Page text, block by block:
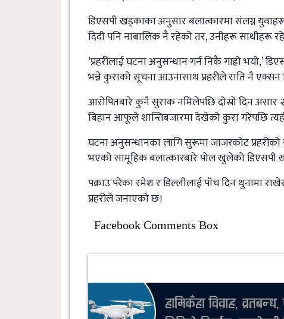
डिएसपी खड्काका अनुसार बलात्कारमा संलग्न
दिदी पनि नाबालिक नै रहेको तर, उनीहरू
‘प्रहरीलाई घटना अनुसन्धान गर्न निकै गाह्रो
भन्ने कुराको सूचना आउनासाथ प्रहरीले राति नै
आरोपितबारे कुनै सुराक नमिलेपछि दोस्रो दिन असार
बिहान आफूले शान्तिबजारमा देखेको कुरा गरेपछि
घटना अनुसन्धानका लागि सुरूमा जाजरकोट प्रहरीको
भएको सामूहिक बलात्कारबारे पोल खुलेको डिएसपी
पक्राउ परेका रमेश र डिल्लीलाई पाँच दिन थुनामा
प्रहरीले जनाएको छ।
Facebook Comments Box